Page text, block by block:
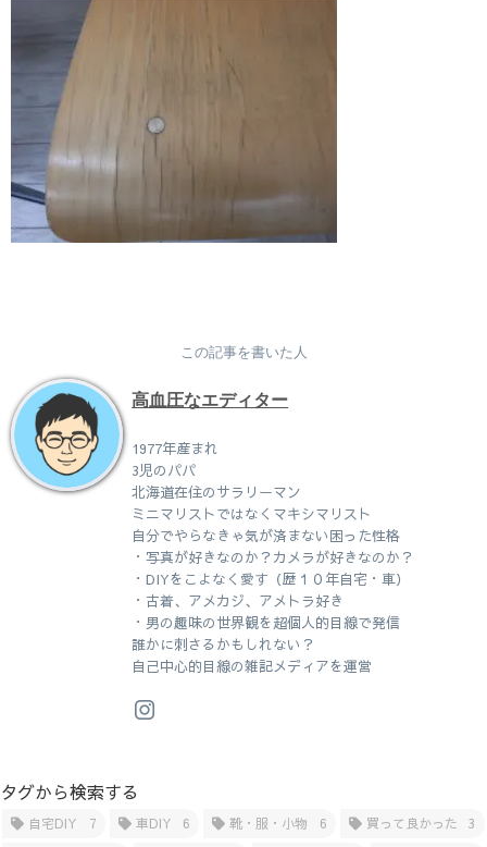
この記事を書いた人
高血圧なエディター
1977年産まれ
3児のパパ
北海道在住のサラリーマン
ミニマリストではなくマキシマリスト
自分でやらなきゃ気が済まない困った性格
・写真が好きなのか？カメラが好きなのか？
・DIYをこよなく愛す（歴１０年自宅・車）
・古着、アメカジ、アメトラ好き
・男の趣味の世界観を超個人的目線で発信
誰かに刺さるかもしれない？
自己中心的目線の雑記メディアを運営
タグから検索する
自宅DIY 7 車DIY 6 靴・服・小物 6 買って良かった
3